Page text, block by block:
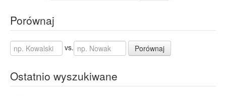
Porównaj
vs. Porównaj
Ostatnio wyszukiwane